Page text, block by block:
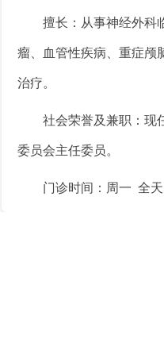
擅长：从事神经外科
瘤、血管性疾病、重症颅
治疗。
社会荣誉及兼职：现
委员会主任委员。
门诊时间：周一 全天